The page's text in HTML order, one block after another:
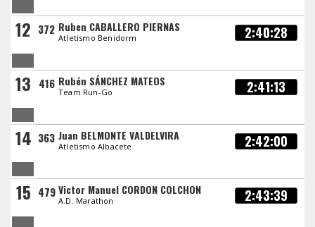
12 372 Ruben CABALLERO PIERNAS
Atletismo Benidorm 2:40:28
13 416 Rubén SÁNCHEZ MATEOS
Team Run-Go 2:41:13
14 363 Juan BELMONTE VALDELVIRA
Atletismo Albacete 2:42:00
15 479 Victor Manuel CORDON COLCHON
A.D. Marathon 2:43:39